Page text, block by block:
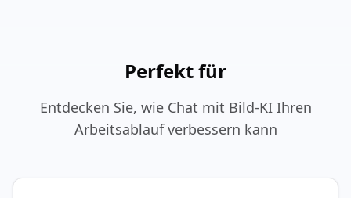
Perfekt für
Entdecken Sie, wie Chat mit Bild-KI Ihren
Arbeitsablauf verbessern kann